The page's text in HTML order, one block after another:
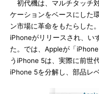
初代機は、マルチタッチ
ケーションをベースにした
ン市場に革命をもたらした
iPhoneがリリースされ、い
た。では、Appleが「
うiPhone 5は、実際に前世
iPhone 5を分解し、部品レ